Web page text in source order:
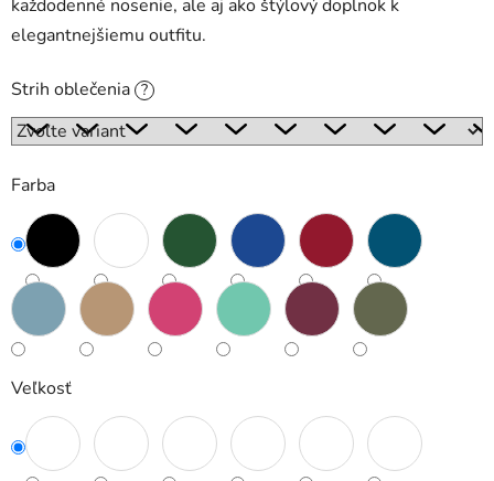
každodenné nosenie, ale aj ako štýlový doplnok k
elegantnejšiemu outfitu.
Strih oblečenia ?
Farba
Veľkosť